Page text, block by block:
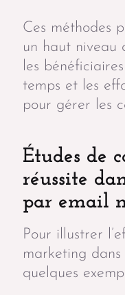
Ces méthodes
un haut niveau
les
temps et les
pour gérer les
Études de
réussite
par email
Pour illustrer
marketing
quelques